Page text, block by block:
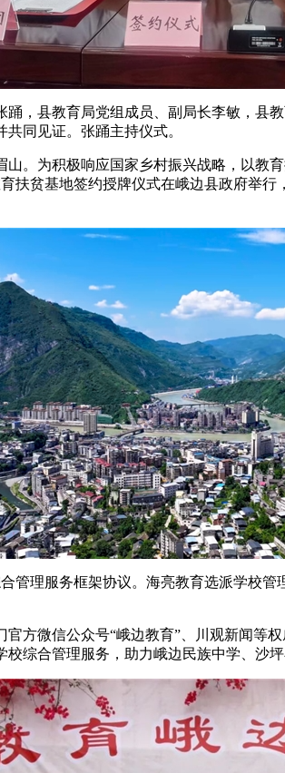
，县教育局党组成员、副局长李敏，县
同见证。张踊主持仪式。
。为积极响应国家乡村振兴战略，以
扶贫基地签约授牌仪式在峨边县政府举
管理服务框架协议。海亮教育选派学校
方微信公众号“峨边教育”、川观新闻
综合管理服务，助力峨边民族中学、沙